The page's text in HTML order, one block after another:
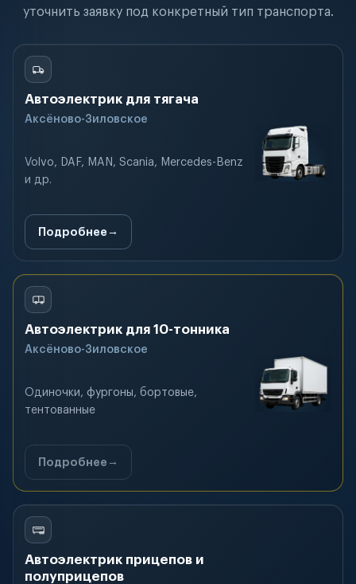
уточнить заявку под конкретный тип транспорта.
Автоэлектрик для тягача
Аксёново-Зиловское
Volvo, DAF, MAN, Scania, Mercedes-Benz
и др.
Подробнее
Автоэлектрик для 10-тонника
Аксёново-Зиловское
Одиночки, фургоны, бортовые,
тентованные
Подробнее
Автоэлектрик прицепов и
полуприцепов